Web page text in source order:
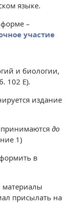
языке.
–
участие
и биологии,
102 Е).
издание
до
1)
в
материалы
присылать на